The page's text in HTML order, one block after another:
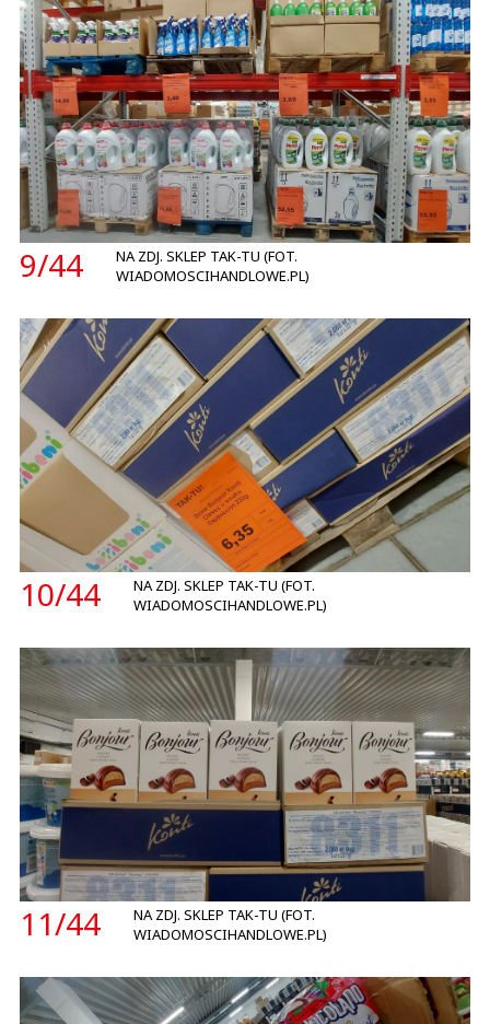
9/44
NA ZDJ. SKLEP TAK-TU (FOT.
WIADOMOSCIHANDLOWE.PL)
10/44
NA ZDJ. SKLEP TAK-TU (FOT.
WIADOMOSCIHANDLOWE.PL)
11/44
NA ZDJ. SKLEP TAK-TU (FOT.
WIADOMOSCIHANDLOWE.PL)